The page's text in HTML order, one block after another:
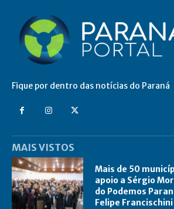
Fique por dentro das notícias do Paraná
MAIS VISTOS
Mais de 50
apoio a Sérgio
do Podemos
Felipe Francischini